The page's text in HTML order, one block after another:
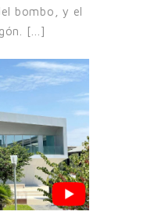
bombo, y el
[...]